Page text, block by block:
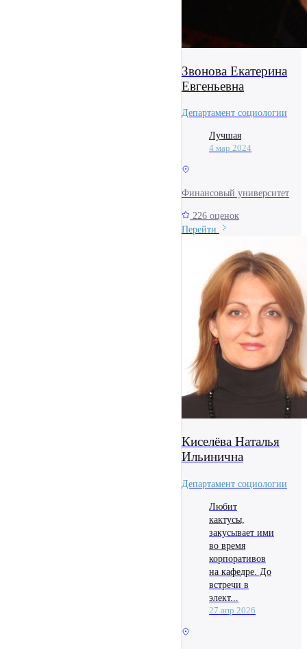
Звонова Екатерина
Евгеньевна
Департамент социологии
Лучшая
4 мар 2024
Финансовый университет
226 оценок
Перейти
Киселёва Наталья
Ильинична
Департамент социологии
Любит
кактусы,
закусывает ими
во время
корпоративов
на кафедре. До
встречи в
элект...
27 апр 2026